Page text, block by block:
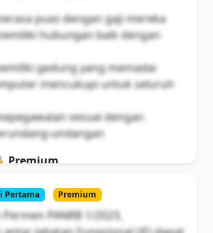
puas dengan gaji mereka
hubungan baik dengan
gedung yang memadai
mencukupi untuk seluruh
sesuai dengan
undangan
Premium
Buka Akses
Pertama Premium
PANRB 1/2023,